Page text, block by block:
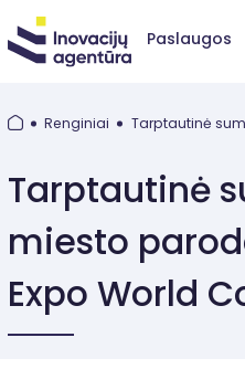
Paslaugos
Renginiai Tarptautinė
Tarptautinė
miesto
Expo World